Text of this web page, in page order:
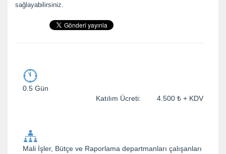
sağlayabilirsiniz.
0.5 Gün
Katılım Ücreti: 4.500 ₺ + KDV
Mali İşler, Bütçe ve Raporlama departmanları çalışanları